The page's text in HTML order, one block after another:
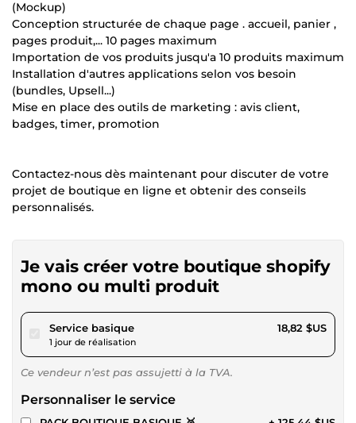
(Mockup)
Conception structurée de chaque page . accueil, panier ,
pages produit,... 10 pages maximum
Importation de vos produits jusqu'a 10 produits maximum
Installation d'autres applications selon vos besoin
(bundles, Upsell...)
Mise en place des outils de marketing : avis client,
badges, timer, promotion
Contactez-nous dès maintenant pour discuter de votre
projet de boutique en ligne et obtenir des conseils
personnalisés.
Je vais créer votre boutique shopify
mono ou multi produit
Service basiquepour 17,34 $US
1 jour de réalisation
18,82 $US
Ce vendeur n’est pas assujetti à la TVA.
Personnaliser le service